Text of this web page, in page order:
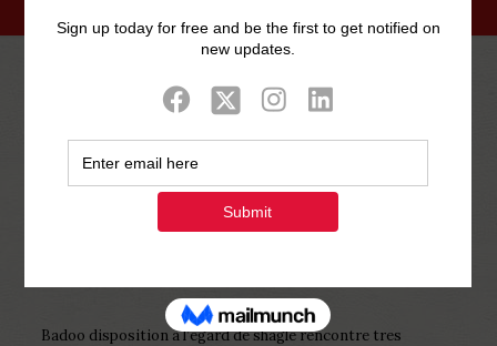
0 Published by
2023
Badoo disposition a l’egard de shagle rencontre tres